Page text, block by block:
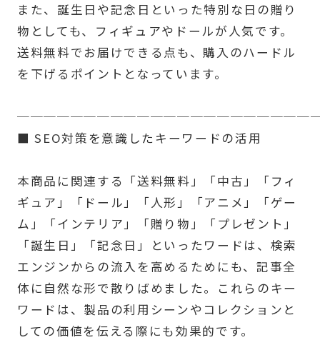
また、誕生日や記念日といった特別な日の贈り
物としても、フィギュアやドールが人気です。
送料無料でお届けできる点も、購入のハードル
を下げるポイントとなっています。
■ SEO対策を意識したキーワードの活用
本商品に関連する「送料無料」「中古」「フィ
ギュア」「ドール」「人形」「アニメ」「ゲー
ム」「インテリア」「贈り物」「プレゼント」
「誕生日」「記念日」といったワードは、検索
エンジンからの流入を高めるためにも、記事全
体に自然な形で散りばめました。これらのキー
ワードは、製品の利用シーンやコレクションと
しての価値を伝える際にも効果的です。